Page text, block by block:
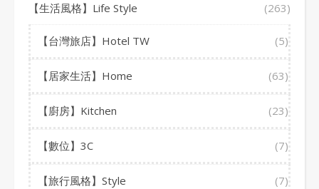
【生活風格】Life Style (263)
【台灣旅店】Hotel TW (5)
【居家生活】Home (63)
【廚房】Kitchen (23)
【數位】3C (7)
【旅行風格】Style (7)